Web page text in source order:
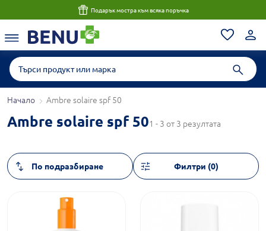
Подарък мостра към всяка поръчка
Начало Ambre solaire spf 50
Ambre solaire spf 501 - 3 от 3 резултата
Филтри (0)